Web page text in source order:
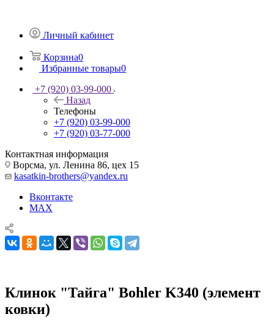
Личный кабинет
Корзина0
Избранные товары0
+7 (920) 03-99-000
Назад
Телефоны
+7 (920) 03-99-000
+7 (920) 03-77-000
Контактная информация
Ворсма, ул. Ленина 86, цех 15
kasatkin-brothers@yandex.ru
Вконтакте
MAX
Клинок "Тайга" Bohler K340 (элемент
ковки)